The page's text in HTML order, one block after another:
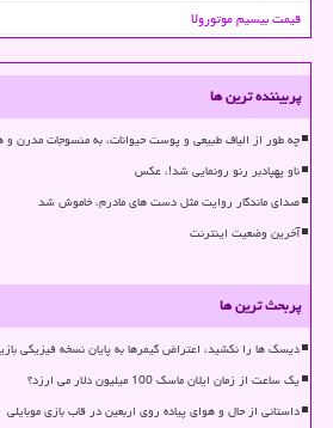
قیمت بیسیم موتورولا
پربیننده ترین ها
چه طور از الیاف طبیعی و پوست حیوانات، به منسوجات مدرن
ناو پهپادبر رنو رونمایی شد!، عکس
صدای ماندگار روایت مثل دست های مادرم، خاموش شد
آخرین وضعیت اینترنت
پربحث ترین ها
دیسک ها را نکشید، اعتراض گیمرها به پایان نسخه فیزیکی
یک ساعت از زمان ایلان ماسک 100 میلیون دلار می ارزد؟
داستانی از حال و هوای پیاده روی اربعین در قاب بازی موبایلی